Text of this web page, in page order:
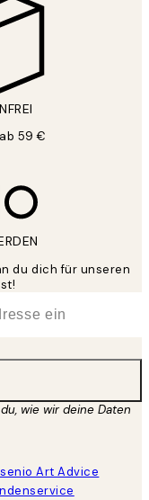
59 €
du dich für unseren
wie wir deine Daten
Art Advice